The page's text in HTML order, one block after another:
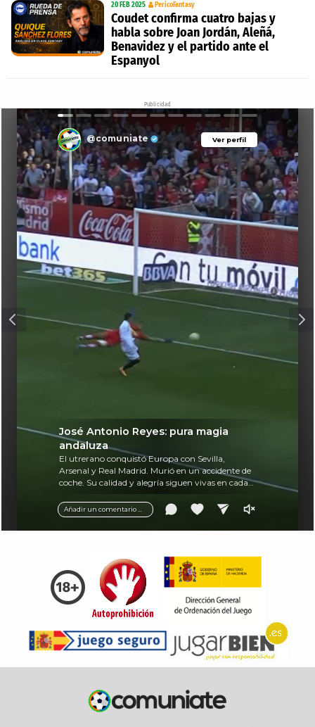
20 FEB 2025 PericoFantasy
Coudet confirma cuatro bajas y
habla sobre Joan Jordán, Aleñá,
Benavidez y el partido ante el
Espanyol
Publicidad
Ver perfil
@comuniate Ver perfil
Añadir un comentario ...
José Antonio Reyes: pura magia
andaluza
El utrerano conquistó Europa con Sevilla,
Arsenal y Real Madrid. Murió en un accidente de
coche. Su calidad y alegría siguen vivas en cada